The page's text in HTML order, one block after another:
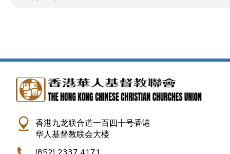
香港九龙联合道一百四十号香港
华人基督教联会大楼